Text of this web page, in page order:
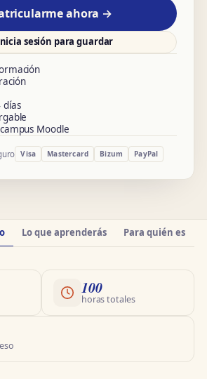
ahora →
sesión para guardar
días
Moodle
Visa Mastercard Bizum PayPal
Lo que aprenderás Para quién es
100
horas totales